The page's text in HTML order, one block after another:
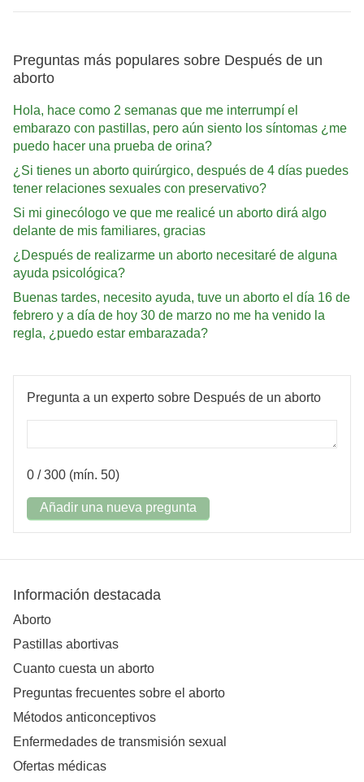
Preguntas más populares sobre Después de un
aborto
Hola, hace como 2 semanas que me interrumpí el
embarazo con pastillas, pero aún siento los síntomas ¿me
puedo hacer una prueba de orina?
¿Si tienes un aborto quirúrgico, después de 4 días puedes
tener relaciones sexuales con preservativo?
Si mi ginecólogo ve que me realicé un aborto dirá algo
delante de mis familiares, gracias
¿Después de realizarme un aborto necesitaré de alguna
ayuda psicológica?
Buenas tardes, necesito ayuda, tuve un aborto el día 16 de
febrero y a día de hoy 30 de marzo no me ha venido la
regla, ¿puedo estar embarazada?
Pregunta a un experto sobre Después de un aborto
0 / 300 (mín. 50)
Añadir una nueva pregunta
Información destacada
Aborto
Pastillas abortivas
Cuanto cuesta un aborto
Preguntas frecuentes sobre el aborto
Métodos anticonceptivos
Enfermedades de transmisión sexual
Ofertas médicas